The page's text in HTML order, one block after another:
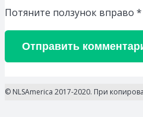
Потяните ползунок вправо *
Отправить
© NLSAmerica 2017-2020. При